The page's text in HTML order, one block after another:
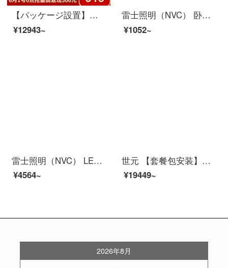
【パッケージ設置】虹後現代シャンデリアレストラン寝室客間灯創意分子クレスタルガラスビーンズシャンデリア北欧シンプルスタイルランプレセット2つの部屋（12頭経済）
¥12943~
雷士照明（NVC） 卧室灯ledシーリングライト厨卫灯厨房灯阳台灯餐厅灯現代简约超薄防蚊防潮防触电三防ランプ 力荐！12瓦正白光 295*68mm【珍珠白】
¥1052~
雷士照明（NVC） LED照明 卧室风扇灯客厅吊扇灯隐形餐厅現代欧式简约 遥控ランプ套餐灯飾 【力荐】悦羽 24瓦送遥控+6档风速+3色调光
¥4564~
世元 【套餐包安装】北欧吊灯客厅灯現代简约大气家用大厅2021年新款灯臂发光客厅餐厅ランプ套餐 灯臂发光-客厅10头-三室二厅套餐3-全屋三色调光
¥19449~
2026年8月